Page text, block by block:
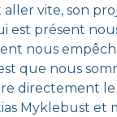
vite, son
est présent
nous
que nous
Myklebust